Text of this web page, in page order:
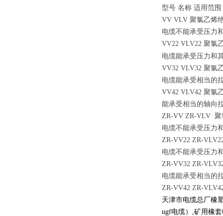
型号 名称 适用范围
VV VLV 聚氯乙烯
电缆不能承受压力
VV22 VLV22 聚氯
电缆能承受压力和
VV32 VLV32 聚氯
电缆能承受相当的
VV42 VLV42 聚氯
能承受相当的轴向
ZR-VV ZR-VLV 聚
电缆不能承受压力
ZR-VV22 ZR-
电缆不能承受压力
ZR-VV32 ZR-
电缆能承受相当的
ZR-VV42 ZR-
天津市电缆总厂橡
ugf电缆）,矿用橡